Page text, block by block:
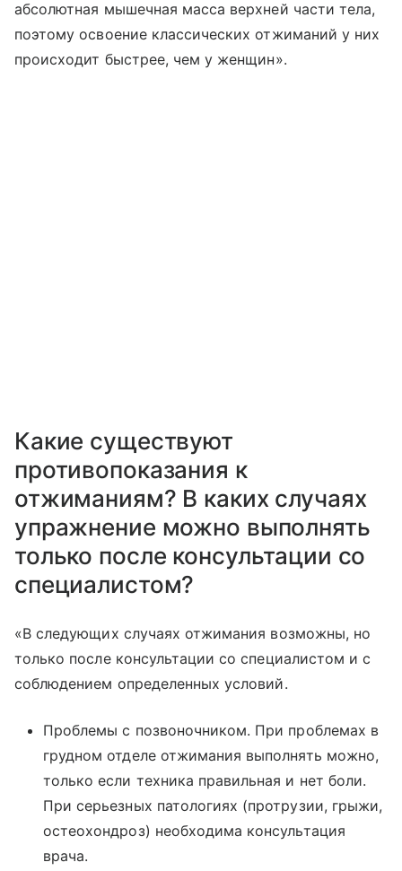
абсолютная мышечная масса верхней части тела,
поэтому освоение классических отжиманий у них
происходит быстрее, чем у женщин».
Какие существуют
противопоказания к
отжиманиям? В каких случаях
упражнение можно выполнять
только после консультации со
специалистом?
«В следующих случаях отжимания возможны, но
только после консультации со специалистом и с
соблюдением определенных условий.
Проблемы с позвоночником. При проблемах в
грудном отделе отжимания выполнять можно,
только если техника правильная и нет боли.
При серьезных патологиях (протрузии, грыжи,
остеохондроз) необходима консультация
врача.